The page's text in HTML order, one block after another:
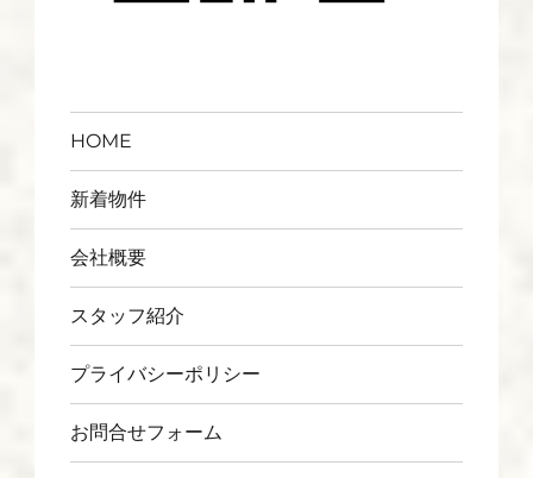
HOME
新着物件
会社概要
スタッフ紹介
プライバシーポリシー
お問合せフォーム